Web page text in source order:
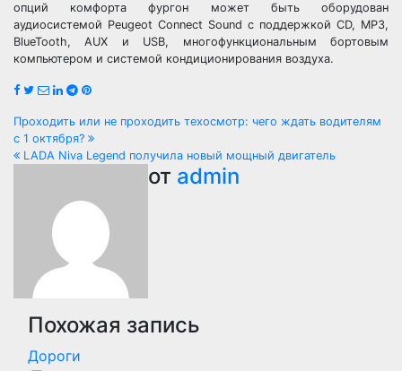
опций комфорта фургон может быть оборудован
аудиосистемой Peugeot Connect Sound с поддержкой CD, MP3,
BlueTooth, AUX и USB, многофункциональным бортовым
компьютером и системой кондиционирования воздуха.
Навигация
по
записям
Проходить или не проходить техосмотр: чего ждать водителям
с 1 октября?
LADA Niva Legend получила новый мощный двигатель
от admin
Похожая запись
Дороги